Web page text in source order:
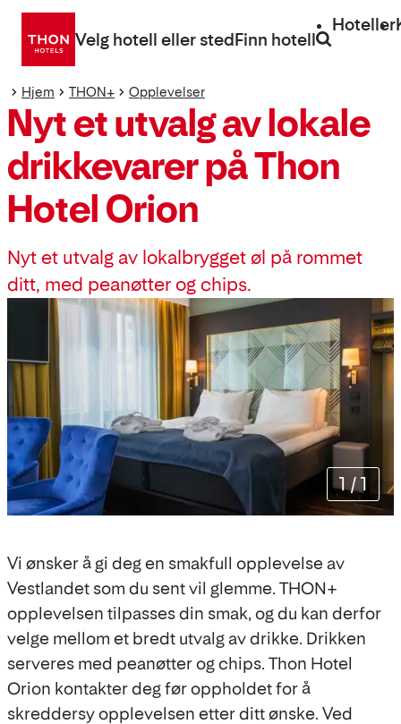
Gå
direkte
Velg hotell eller stedFinn hotell
Hoteller
Hjem THON+ Opplevelser
Nyt et utvalg av lokale
drikkevarer på Thon
Hotel Orion
Nyt et utvalg av lokalbrygget øl på rommet
ditt, med peanøtter og chips.
1 / 1
Vi ønsker å gi deg en smakfull opplevelse av
Vestlandet som du sent vil glemme. THON+
opplevelsen tilpasses din smak, og du kan derfor
velge mellom et bredt utvalg av drikke. Drikken
serveres med peanøtter og chips. Thon Hotel
Orion kontakter deg før oppholdet for å
skreddersy opplevelsen etter ditt ønske. Ved